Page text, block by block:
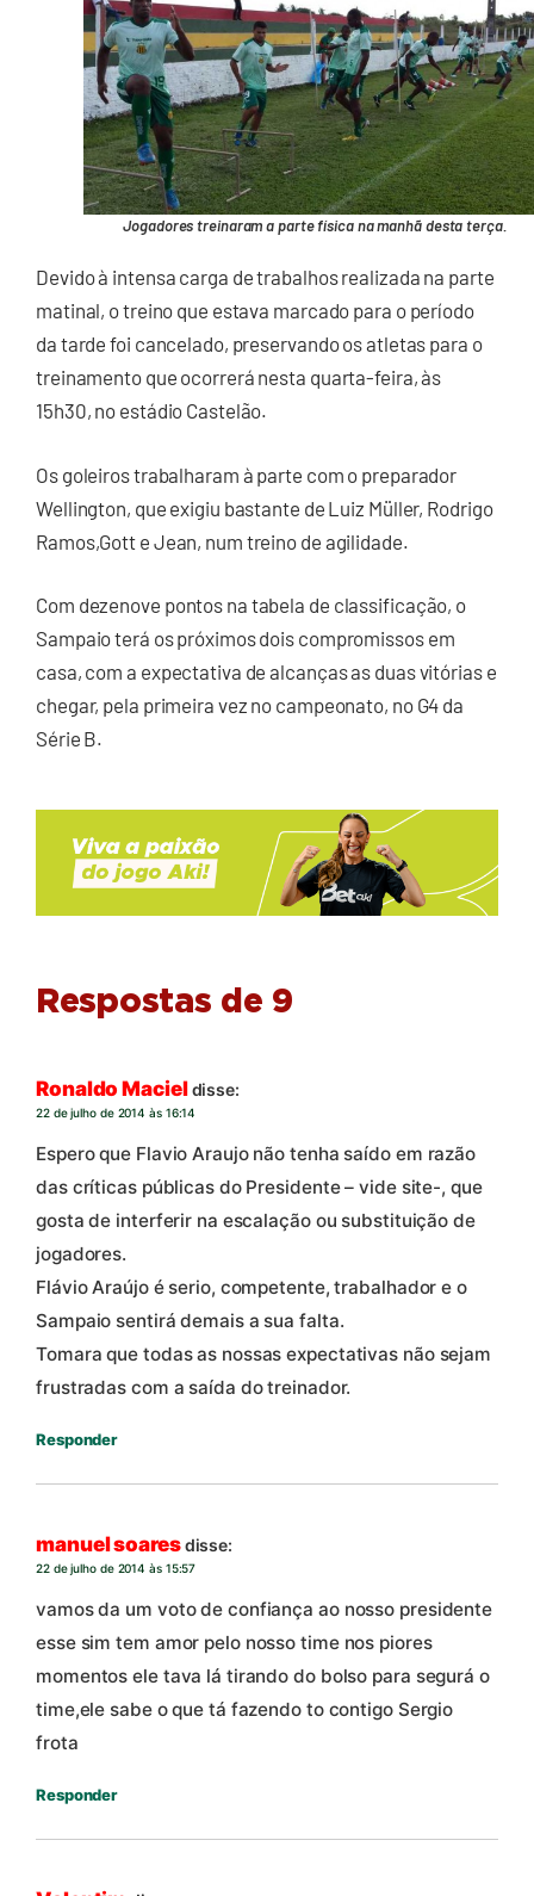
Jogadores treinaram a parte física na manhã desta terça.
Devido à intensa carga de trabalhos realizada na parte
matinal, o treino que estava marcado para o período
da tarde foi cancelado, preservando os atletas para o
treinamento que ocorrerá nesta quarta-feira, às
15h30, no estádio Castelão.
Os goleiros trabalharam à parte com o preparador
Wellington, que exigiu bastante de Luiz Müller, Rodrigo
Ramos,Gott e Jean, num treino de agilidade.
Com dezenove pontos na tabela de classificação, o
Sampaio terá os próximos dois compromissos em
casa, com a expectativa de alcanças as duas vitórias e
chegar, pela primeira vez no campeonato, no G4 da
Série B.
Respostas de 9
Ronaldo Macieldisse:
22 de julho de 2014 às 16:14
Espero que Flavio Araujo não tenha saído em razão
das críticas públicas do Presidente – vide site-, que
gosta de interferir na escalação ou substituição de
jogadores.
Flávio Araújo é serio, competente, trabalhador e o
Sampaio sentirá demais a sua falta.
Tomara que todas as nossas expectativas não sejam
frustradas com a saída do treinador.
Responder
manuel soaresdisse:
22 de julho de 2014 às 15:57
vamos da um voto de confiança ao nosso presidente
esse sim tem amor pelo nosso time nos piores
momentos ele tava lá tirando do bolso para segurá o
time,ele sabe o que tá fazendo to contigo Sergio
frota
Responder